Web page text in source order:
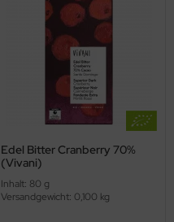
Edel Bitter Cranberry 70%
(Vivani)
Inhalt: 80 g
Versandgewicht: 0,100 kg